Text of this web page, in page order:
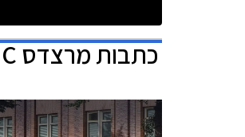
כתבותמרצדס C סדאן